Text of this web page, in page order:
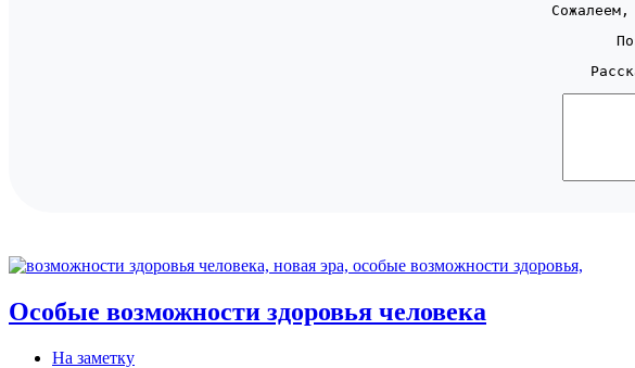
Особые возможности здоровья человека
На заметку